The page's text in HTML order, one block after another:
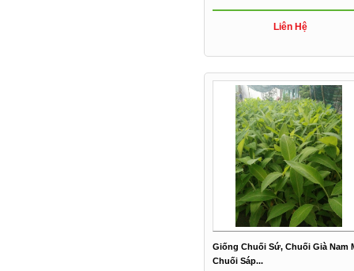
Liên Hệ
Giống Chuối Sứ, Chuối Già Nam
Chuối Sáp...